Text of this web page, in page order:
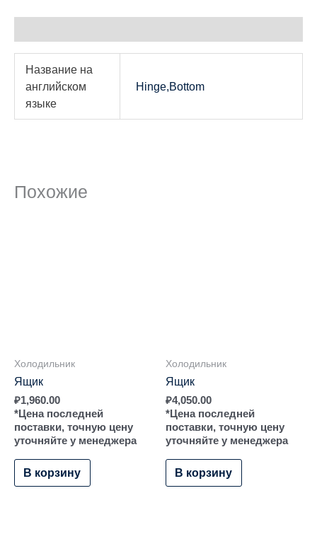
Название на
английском
языке
Hinge,Bottom
Похожие
Холодильник
Ящик
₽1,960.00
*Цена последней
поставки, точную цену
уточняйте у менеджера
В корзину
Холодильник
Ящик
₽4,050.00
*Цена последней
поставки, точную цену
уточняйте у менеджера
В корзину